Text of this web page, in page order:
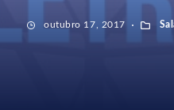
outubro 17, 2017